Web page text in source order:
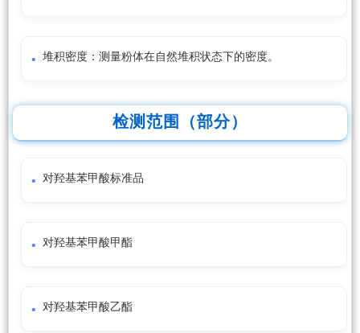
堆积密度：测量粉体在自然堆积状态下的密度。
检测范围（部分）
对羟基苯甲酸标准品
对羟基苯甲酸甲酯
对羟基苯甲酸乙酯